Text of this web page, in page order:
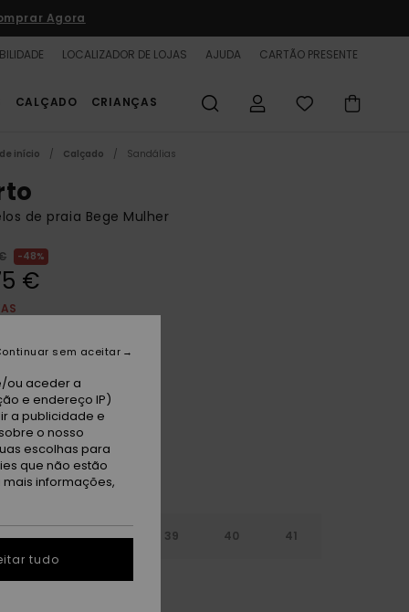
Agora
LOCALIZADOR DE LOJAS AJUDA CARTÃO PRESENTE
CALÇADO CRIANÇAS
início Calçado Sandálias
de praia Bege Mulher
48%
€
37 38 39 40 41
ou aceder a
e endereço IP)
a publicidade e
o nosso
escolhas para
que não estão
informações,
sem aceitar
tudo